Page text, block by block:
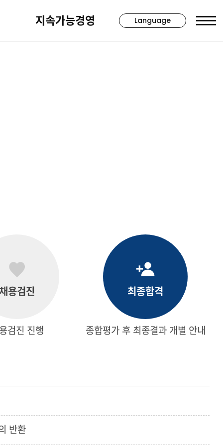
지속가능경영 Language
용검진
검진 진행
최종합격
종합평가 후 최종결과 개별 안내
반환